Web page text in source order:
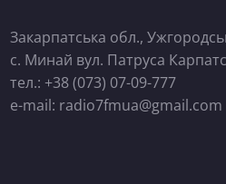
Закарпатська обл.,
с. Минай вул. Патруса
тел.: +38 (073) 07-09-777
e-mail: radio7fmua@gmail.com